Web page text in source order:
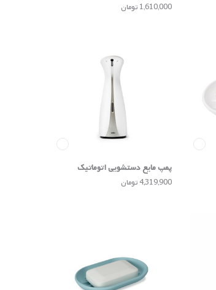
1,610,000 تومان
پمپ مایع دستشویی اتوماتیک
Umbra
4,319,900 تومان